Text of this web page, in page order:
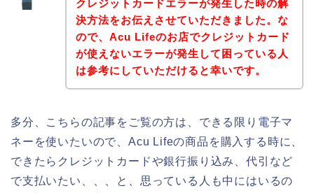
クレジットカードエラーが発生した時の解
決方法をお伝えさせていただきました。な
ので、Acu Lifeのお店でクレジットカード
が使えないエラーが発生して困っている人
は参考にしていただけると幸いです。
多分、こちらの記事をご覧の方は、できる限り電子マ
ネーを使いたいので、Acu Lifeの商品を購入する時に、
できたらクレジットカードや銀行振り込み、代引など
で支払いたい、、、と、思っている人も中にはいるの